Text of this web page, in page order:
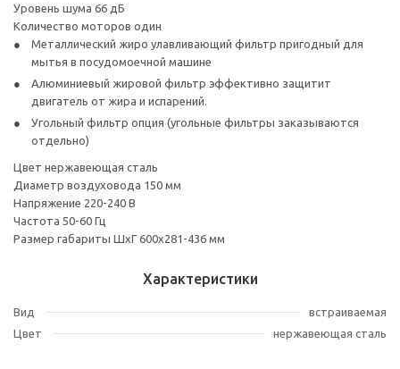
Уровень шума 66 дБ
Количество моторов один
Металлический жиро улавливающий фильтр пригодный для
мытья в посудомоечной машине
Алюминиевый жировой фильтр эффективно защитит
двигатель от жира и испарений.
Угольный фильтр опция (угольные фильтры заказываются
отдельно)
Цвет нержавеющая сталь
Диаметр воздуховода 150 мм
Напряжение 220-240 В
Частота 50-60 Гц
Размер габариты ШхГ 600х281-436 мм
Характеристики
Вид
встраиваемая
Цвет
нержавеющая сталь